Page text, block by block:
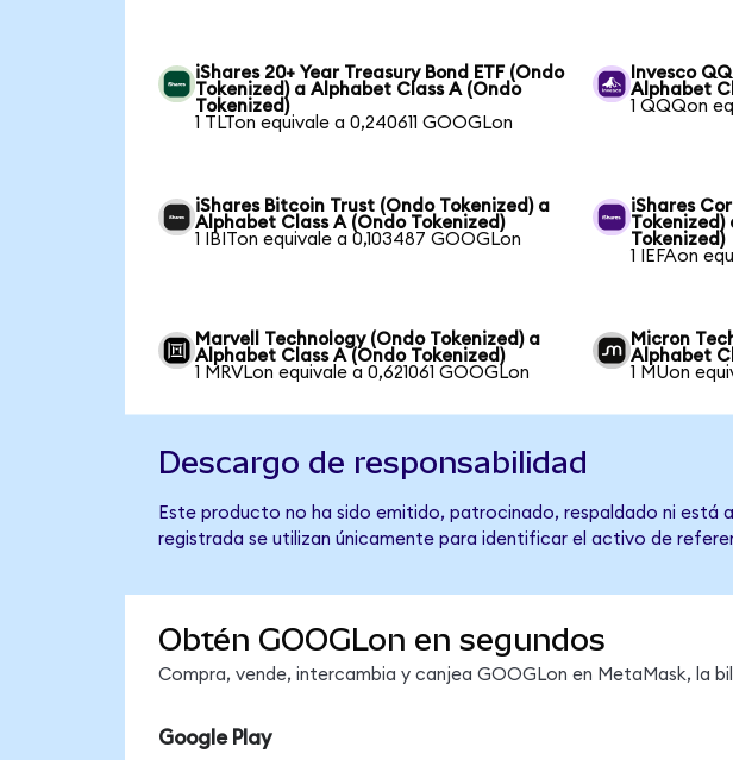
iShares 20+ Year Treasury Bond ETF (Ondo
Tokenized) a Alphabet Class A (Ondo
Tokenized)
1 TLTon equivale a 0,240611 GOOGLon
Invesco
Alphabet
1 QQQon
iShares Bitcoin Trust (Ondo Tokenized) a
Alphabet Class A (Ondo Tokenized)
1 IBITon equivale a 0,103487 GOOGLon
iShares
Tokenized)
Tokenized)
1 IEFAon
Marvell Technology (Ondo Tokenized) a
Alphabet Class A (Ondo Tokenized)
1 MRVLon equivale a 0,621061 GOOGLon
Micron
Alphabet
1 MUon
Descargo de responsabilidad
Este producto no ha sido emitido, patrocinado, respaldado ni está
registrada se utilizan únicamente para identificar el activo de
Obtén GOOGLon en segundos
Compra, vende, intercambia y canjea GOOGLon en MetaMask, la
Google Play